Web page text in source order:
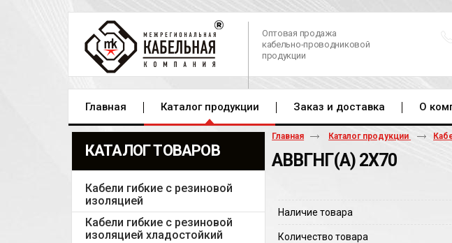
Оптовая продажа
кабельно-проводниковой
продукции
Главная Каталог продукции Заказ и доставка О
КАТАЛОГ ТОВАРОВ
Кабели гибкие с резиновой
изоляцией
Кабели гибкие с резиновой
изоляцией хладостойкий
Главная Каталог продукции
АВВГНГ(A) 2Х70
Наличие товара
Количество товара